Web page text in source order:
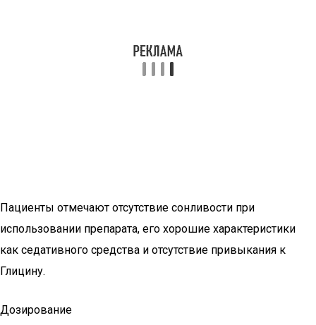
Пациенты отмечают отсутствие сонливости при
использовании препарата, его хорошие характеристики
как седативного средства и отсутствие привыкания к
Глицину.
Дозирование